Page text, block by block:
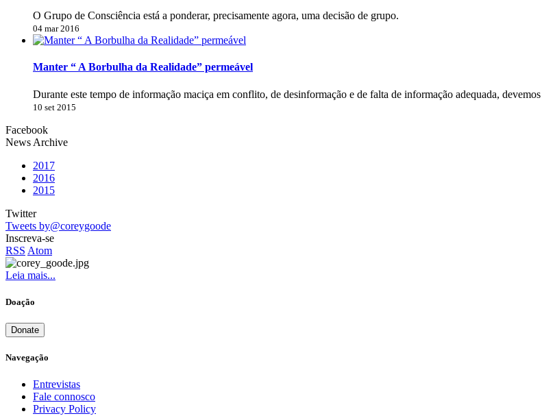
O Grupo de Consciência está a ponderar, precisamente agora, uma decisão de grupo.
04 mar 2016
Manter “ A Borbulha da Realidade” permeável
Durante este tempo de informação maciça em conflito, de desinformação e de falta de informação adequada,
10 set 2015
Facebook
News Archive
2017
2016
2015
Twitter
Tweets by@coreygoode
Inscreva-se
RSS Atom
Leia mais...
Doação
Donate
Navegação
Entrevistas
Fale connosco
Privacy Policy